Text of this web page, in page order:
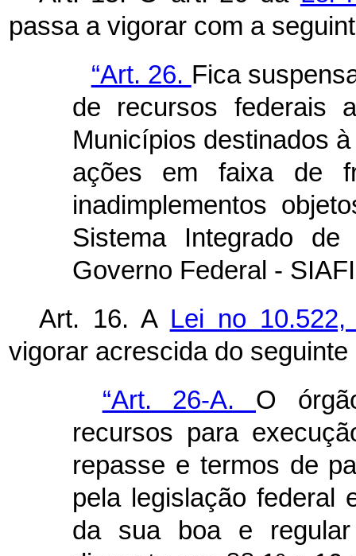
passa a vigorar com a
“Art. 26. Fica
de recursos federais
Municípios destinados
ações em faixa de
inadimplementos
Sistema Integrado de
Governo Federal -
Art. 16. A Lei no
vigorar acrescida do seguinte
“Art. 26-A. O
recursos para
repasse e termos de
pela legislação federal
da sua boa e regular